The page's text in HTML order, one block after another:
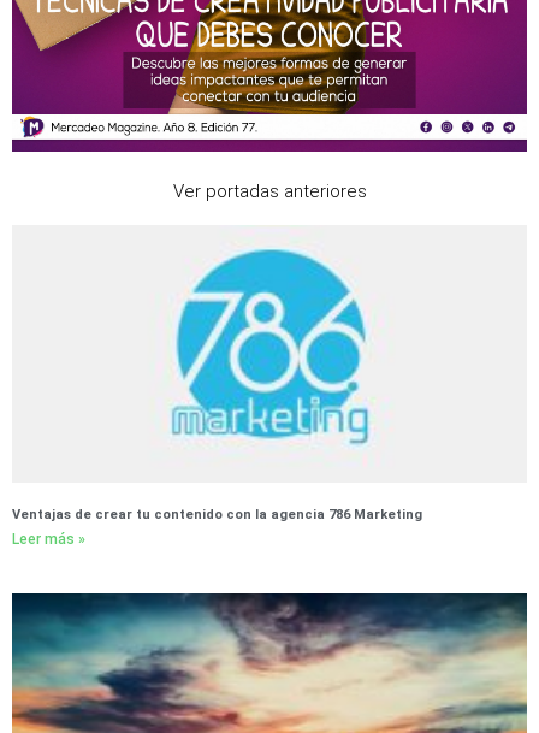
Ver portadas anteriores
Ventajas de crear tu contenido con la agencia 786 Marketing
Leer más »